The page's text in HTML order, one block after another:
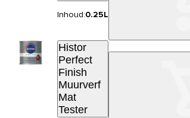
Inhoud:0.25L
Histor
Perfect
Finish
Muurverf
Mat
Tester